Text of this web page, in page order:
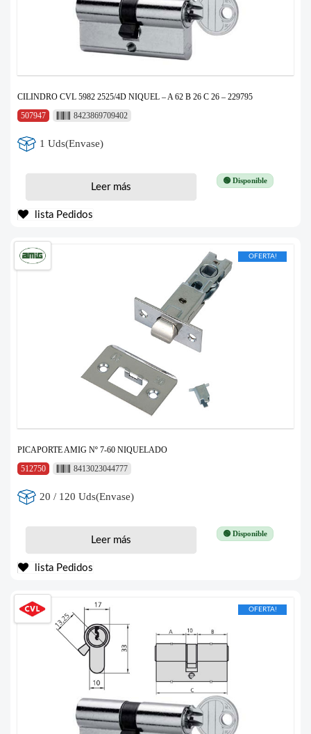
CILINDRO CVL 5982 2525/4D NIQUEL – A 62 B 26 C 26 – 229795
507947
8423869709402
1 Uds(Envase)
🟢 Disponible
Leer más
lista Pedidos
OFERTA!
PICAPORTE AMIG Nº 7-60 NIQUELADO
512750
8413023044777
20 / 120 Uds(Envase)
🟢 Disponible
Leer más
lista Pedidos
OFERTA!